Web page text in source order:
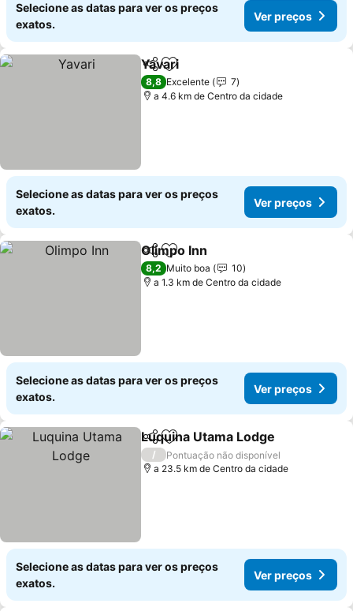
Selecione as datas para ver os preços
exatos.
Ver preços
PartilharAdicionar aos favoritos
Yavari
8,8 Excelente
7
a 4.6 km de Centro da cidade
Selecione as datas para ver os preços
exatos.
Ver preços
PartilharAdicionar aos favoritos
Olimpo Inn
8,2 Muito boa
10
a 1.3 km de Centro da cidade
Selecione as datas para ver os preços
exatos.
Ver preços
PartilharAdicionar aos favoritos
Luquina Utama Lodge
/
Pontuação não disponível
a 23.5 km de Centro da cidade
Selecione as datas para ver os preços
exatos.
Ver preços